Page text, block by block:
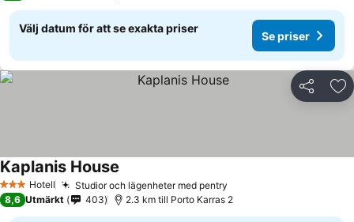
Välj datum för att se exakta priser
Se priser
Dela
3 StjärnorHotell Studior och lägenheter med pentry
Kaplanis House
8,6 Utmärkt 403 2.3 km till Porto Karras 2